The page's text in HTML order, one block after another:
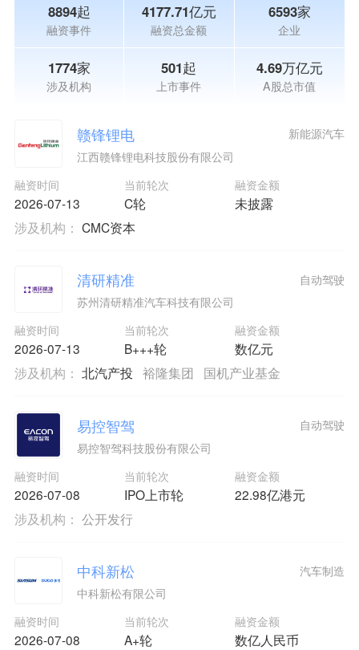
8894起
融资事件
4177.71亿元
融资总金额
6593家
企业
1774家
涉及机构
501起
上市事件
4.69万亿元
A股总市值
赣锋锂电
江西赣锋锂电科技股份有限公司
融资时间
2026-07-13
当前轮次
C轮
融资金额
未披露
新能源汽车
涉及机构： CMC资本
清研精准
苏州清研精准汽车科技有限公司
融资时间
2026-07-13
当前轮次
B+++轮
融资金额
数亿元
自动驾驶
涉及机构： 北汽产投 裕隆集团 国机产业基金
易控智驾
易控智驾科技股份有限公司
融资时间
2026-07-08
当前轮次
IPO上市轮
融资金额
22.98亿港元
自动驾驶
涉及机构： 公开发行
中科新松
中科新松有限公司
融资时间
2026-07-08
当前轮次
A+轮
融资金额
数亿人民币
汽车制造